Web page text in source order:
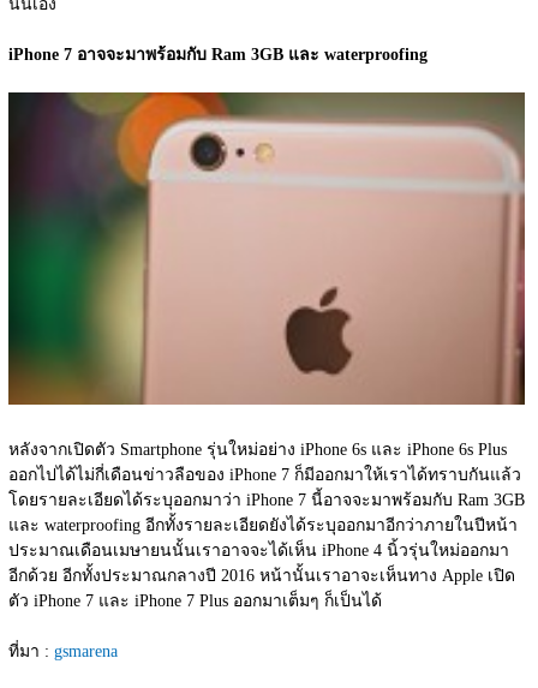
นั้นเอง
iPhone 7 อาจจะมาพร้อมกับ Ram 3GB และ waterproofing
หลังจากเปิดตัว Smartphone รุ่นใหม่อย่าง iPhone 6s และ iPhone 6s Plus
ออกไปได้ไม่กี่เดือนข่าวลือของ iPhone 7 ก็มีออกมาให้เราได้ทราบกันแล้ว
โดยรายละเอียดได้ระบุออกมาว่า iPhone 7 นี้อาจจะมาพร้อมกับ Ram 3GB
และ waterproofing อีกทั้งรายละเอียดยังได้ระบุออกมาอีกว่าภายในปีหน้า
ประมาณเดือนเมษายนนั้นเราอาจจะได้เห็น iPhone 4 นิ้วรุ่นใหม่ออกมา
อีกด้วย อีกทั้งประมาณกลางปี 2016 หน้านั้นเราอาจะเห็นทาง Apple เปิด
ตัว iPhone 7 และ iPhone 7 Plus ออกมาเต็มๆ ก็เป็นได้
ที่มา : gsmarena